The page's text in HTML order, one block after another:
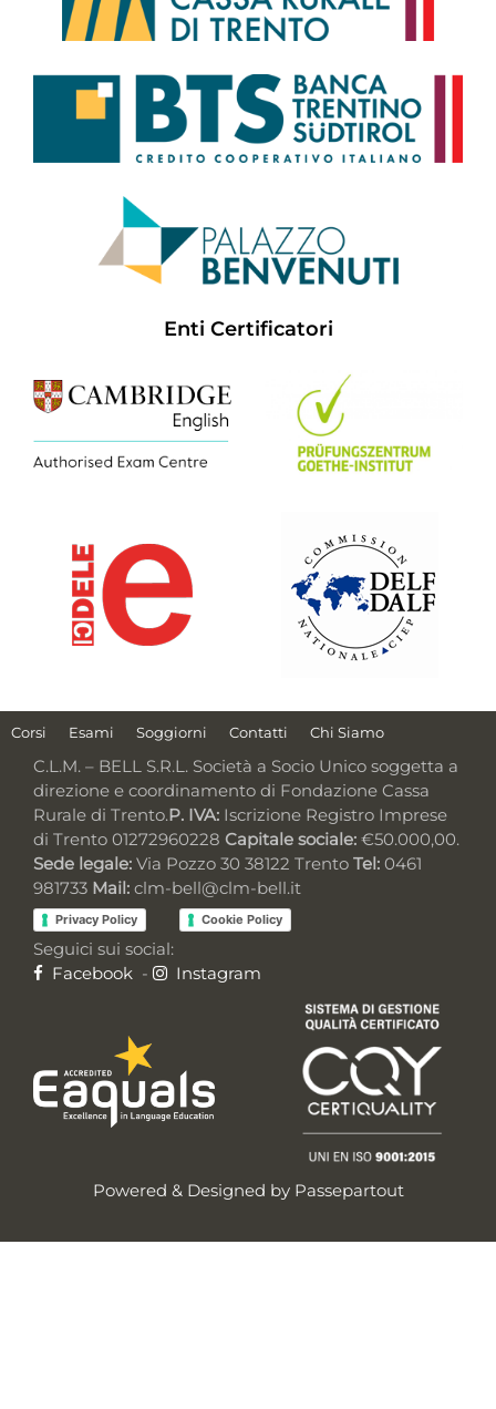
Enti Certificatori
Corsi Esami Soggiorni Contatti Chi Siamo
C.L.M. – BELL S.R.L. Società a Socio Unico soggetta a
direzione e coordinamento di Fondazione Cassa
Rurale di Trento.P. IVA: Iscrizione Registro Imprese
di Trento 01272960228 Capitale sociale: €50.000,00.
Sede legale: Via Pozzo 30 38122 Trento Tel: 0461
981733 Mail: clm-bell@clm-bell.it
Privacy Policy Cookie Policy
Seguici sui social:
Facebook - Instagram
Powered & Designed by Passepartout